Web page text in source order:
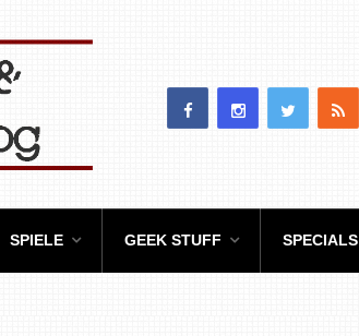
SPIELE GEEK STUFF SPECIALS